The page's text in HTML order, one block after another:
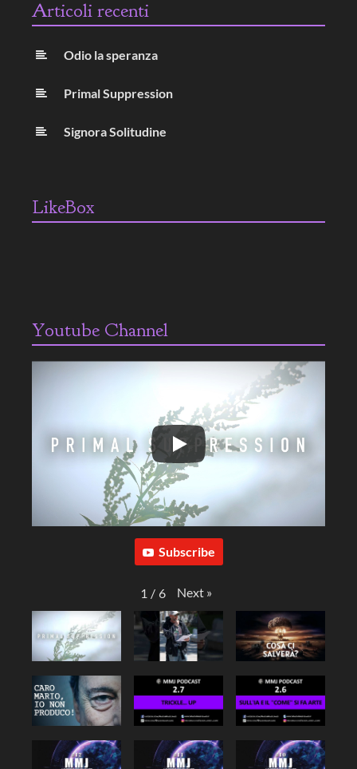
Articoli recenti
Odio la speranza
Primal Suppression
Signora Solitudine
LikeBox
Youtube Channel
Subscribe
1 / 6 Next »